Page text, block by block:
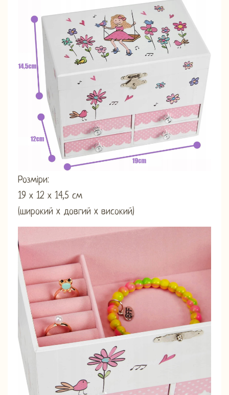
Розміри:
19 х 12 х 14,5 см
(широкий x довгий x високий)